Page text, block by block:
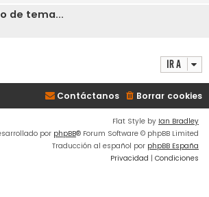
de tema...
Ir a
Borrar cookies
Contáctanos
Flat Style by Ian Bradley
por phpBB® Forum Software © phpBB Limited
Traducción al español por phpBB España
Privacidad | Condiciones